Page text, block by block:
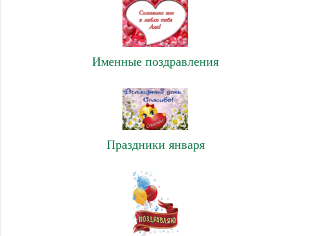
Именные поздравления
Праздники января